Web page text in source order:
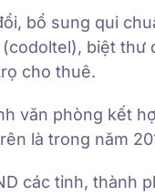
bổ sung qui
biệt thư
cho thuê.
văn phòng kết
là trong năm
các tỉnh, thành